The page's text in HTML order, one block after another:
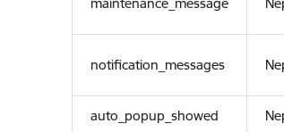
notification_messages
auto_popup_showed